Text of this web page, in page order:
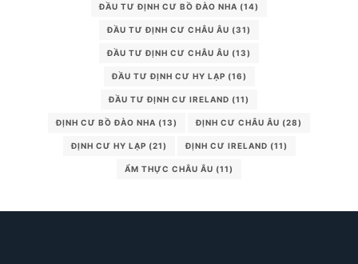
ĐẦU TƯ ĐỊNH CƯ BỒ ĐÀO NHA (14)
ĐẦU TƯ ĐỊNH CƯ CHÂU ÂU (31)
ĐẦU TƯ ĐỊNH CƯ CHÂU ÂU (13)
ĐẦU TƯ ĐỊNH CƯ HY LẠP (16)
ĐẦU TƯ ĐỊNH CƯ IRELAND (11)
ĐỊNH CƯ BỒ ĐÀO NHA (13) ĐỊNH CƯ CHÂU ÂU (28)
ĐỊNH CƯ HY LẠP (21) ĐỊNH CƯ IRELAND (11)
ẨM THỰC CHÂU ÂU (11)